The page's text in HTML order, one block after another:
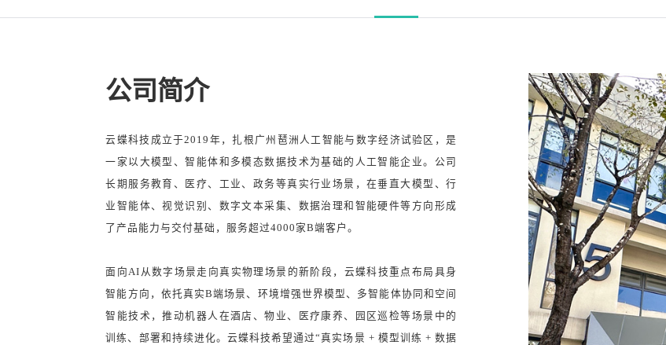
公司简介
云蝶科技成立于2019年，扎根广州琶洲人工智能与数字经济试验区，是
一家以大模型、智能体和多模态数据技术为基础的人工智能企业。公司
长期服务教育、医疗、工业、政务等真实行业场景，在垂直大模型、行
业智能体、视觉识别、数字文本采集、数据治理和智能硬件等方向形成
了产品能力与交付基础，服务超过4000家B端客户。
面向AI从数字场景走向真实物理场景的新阶段，云蝶科技重点布局具身
智能方向，依托真实B端场景、环境增强世界模型、多智能体协同和空间
智能技术，推动机器人在酒店、物业、医疗康养、园区巡检等场景中的
训练、部署和持续进化。云蝶科技希望通过“真实场景 + 模型训练 + 数据